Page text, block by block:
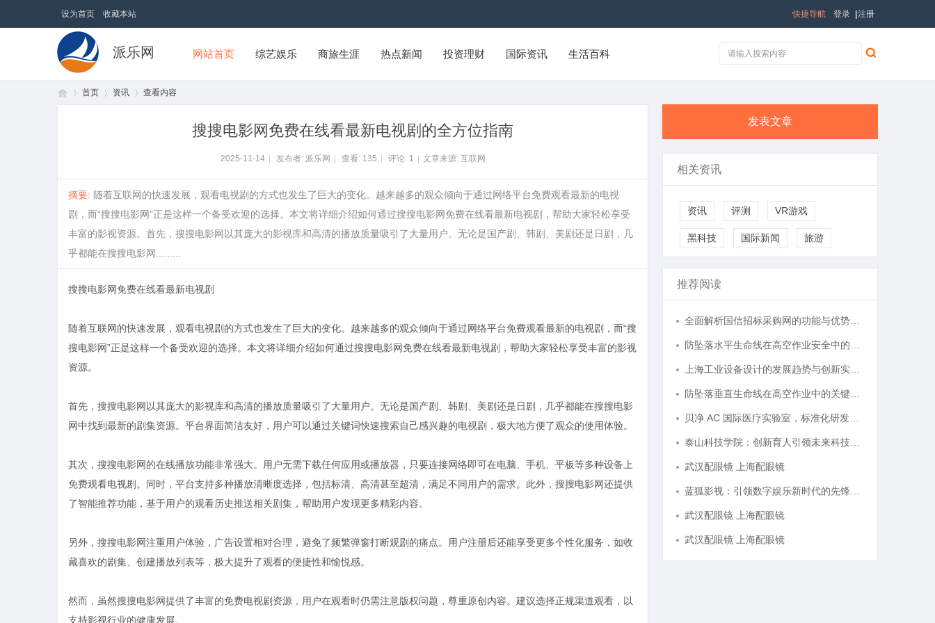
设为首页 收藏本站 登录 注册
快捷导航
派乐网 网站首页 综艺娱乐 商旅生涯 热点新闻 投资理财 国际资讯 生活百科
首页 资讯 查看内容
搜搜电影网免费在线看最新电视剧的全方位指南
2025-11-14 发布者: 派乐网 查看: 135 评论: 1 文章来源: 互联网
摘要: 随着互联网的快速发展，观看电视剧的方式也发生了巨大的变化。越来越多的观众倾向于通过网络平台免费观看最新的电视
剧，而“搜搜电影网”正是这样一个备受欢迎的选择。本文将详细介绍如何通过搜搜电影网免费在线看最新电视剧，帮助大家轻松享受
丰富的影视资源。首先，搜搜电影网以其庞大的影视库和高清的播放质量吸引了大量用户。无论是国产剧、韩剧、美剧还是日剧，几
乎都能在搜搜电影网.........
搜搜电影网免费在线看最新电视剧
随着互联网的快速发展，观看电视剧的方式也发生了巨大的变化。越来越多的观众倾向于通过网络平台免费观看最新的电视剧，而“搜
搜电影网”正是这样一个备受欢迎的选择。本文将详细介绍如何通过搜搜电影网免费在线看最新电视剧，帮助大家轻松享受丰富的影视
资源。
首先，搜搜电影网以其庞大的影视库和高清的播放质量吸引了大量用户。无论是国产剧、韩剧、美剧还是日剧，几乎都能在搜搜电影
网中找到最新的剧集资源。平台界面简洁友好，用户可以通过关键词快速搜索自己感兴趣的电视剧，极大地方便了观众的使用体验。
其次，搜搜电影网的在线播放功能非常强大。用户无需下载任何应用或播放器，只要连接网络即可在电脑、手机、平板等多种设备上
免费观看电视剧。同时，平台支持多种播放清晰度选择，包括标清、高清甚至超清，满足不同用户的需求。此外，搜搜电影网还提供
了智能推荐功能，基于用户的观看历史推送相关剧集，帮助用户发现更多精彩内容。
另外，搜搜电影网注重用户体验，广告设置相对合理，避免了频繁弹窗打断观剧的痛点。用户注册后还能享受更多个性化服务，如收
藏喜欢的剧集、创建播放列表等，极大提升了观看的便捷性和愉悦感。
然而，虽然搜搜电影网提供了丰富的免费电视剧资源，用户在观看时仍需注意版权问题，尊重原创内容。建议选择正规渠道观看，以
支持影视行业的健康发展。
发表文章
相关资讯
资讯 评测 VR游戏
黑科技 国际新闻 旅游
推荐阅读
武汉配眼镜 上海配眼镜
武汉配眼镜 上海配眼镜
武汉配眼镜 上海配眼镜